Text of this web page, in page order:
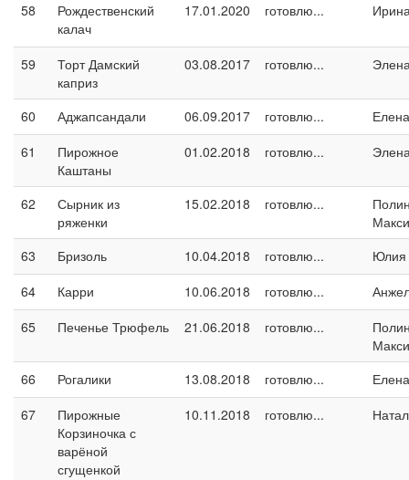
58
Рождественский
калач
17.01.2020 готовлю...
59
Торт Дамский
каприз
03.08.2017 готовлю...
60 Аджапсандали 06.09.2017 готовлю...
Елена
61
Пирожное
Каштаны
01.02.2018 готовлю...
62
Сырник из
ряженки
15.02.2018 готовлю...
63
Бризоль 10.04.2018 готовлю...
Юлия
64
Карри 10.06.2018 готовлю...
65
Печенье Трюфель 21.06.2018 готовлю...
66
Рогалики 13.08.2018 готовлю...
67
Пирожные
Корзиночка с
варёной
сгущенкой
10.11.2018 готовлю...